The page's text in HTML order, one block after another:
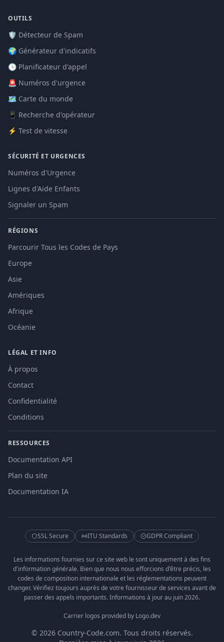
OUTILS
🛡️ Détecteur de Spam
🌍 Générateur d'indicatifs
🕒 Planificateur d'appel
🚨 Numéros d'urgence
🗺️ Carte du monde
📱 Recherche d'opérateur
⚡ Test de vitesse
SÉCURITÉ ET URGENCES
Numéros d'Urgence
Lignes d'Aide Enfants
Signaler un Spam
RÉGIONS
Parcourir Tous les Codes de Pays
Europe
Asie
Amériques
Afrique
Océanie
LÉGAL ET INFO
À propos
Contact
Confidentialité
Conditions
RESSOURCES
Documentation API
Plan du site
Documentation IA
SSL Secure ITU Standards GDPR Compliant
Les informations fournies sur ce site web le sont uniquement à des fins
d'information générale. Bien que nous nous efforcions d'être précis, les
codes de composition internationale et les réglementations peuvent
changer. Vérifiez toujours auprès de votre fournisseur de services avant de
passer des appels importants. Informations à jour au juin 2026.
Carrier logos provided by Logo.dev
© 2026 Country-Code.com. Tous droits réservés.